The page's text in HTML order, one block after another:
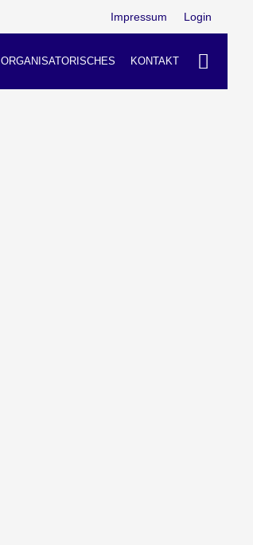
Impressum Login
ORGANISATORISCHES KONTAKT